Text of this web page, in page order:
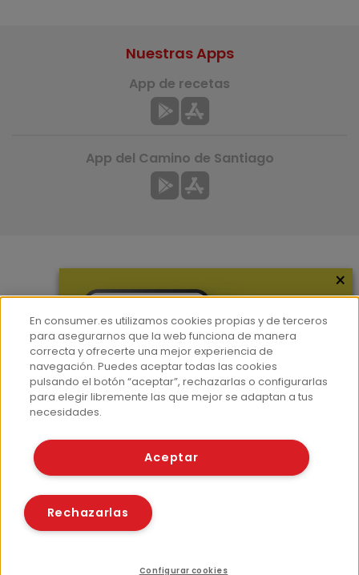
Hemeroteca
Contacto
Prensa
Corpus Lingüístico Consumer
Nuestras Apps
App de recetas
App del Camino de Santiago
© Fundación EROSKI
Políticas de cookies
×
En consumer.es utilizamos cookies propias y de terceros
para asegurarnos que la web funciona de manera
correcta y ofrecerte una mejor experiencia de
navegación. Puedes aceptar todas las cookies
pulsando el botón “aceptar”, rechazarlas o configurarlas
para elegir libremente las que mejor se adaptan a tus
necesidades.
Aceptar
Rechazarlas
Configurar cookies